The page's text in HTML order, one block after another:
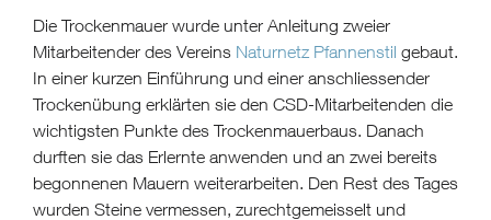
Die Trockenmauer wurde unter Anleitung zweier
Mitarbeitender des Vereins Naturnetz Pfannenstil gebaut.
In einer kurzen Einführung und einer anschliessender
Trockenübung erklärten sie den CSD-Mitarbeitenden die
wichtigsten Punkte des Trockenmauerbaus. Danach
durften sie das Erlernte anwenden und an zwei bereits
begonnenen Mauern weiterarbeiten. Den Rest des Tages
wurden Steine vermessen, zurechtgemeisselt und